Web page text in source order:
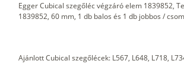
Egger Cubical szegőléc végzáró elem 1839852,
1839852, 60 mm, 1 db balos és 1 db jobbos /
Ajánlott Cubical szegőlécek: L567, L648, L718,